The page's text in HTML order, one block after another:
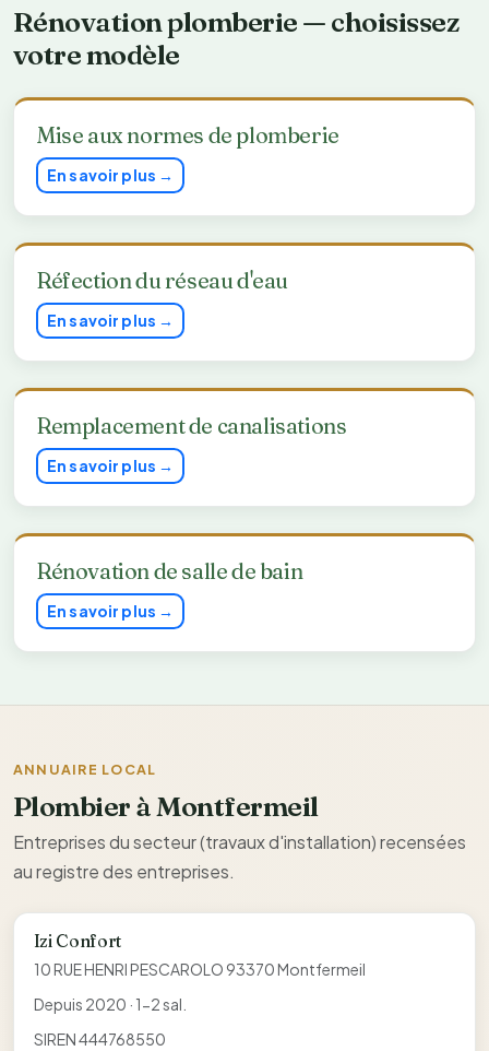
Rénovation plomberie — choisissez
votre modèle
Mise aux normes de plomberie
En savoir plus →
Réfection du réseau d'eau
En savoir plus →
Remplacement de canalisations
En savoir plus →
Rénovation de salle de bain
En savoir plus →
ANNUAIRE LOCAL
Plombier à Montfermeil
Entreprises du secteur (travaux d'installation) recensées
au registre des entreprises.
Izi Confort
10 RUE HENRI PESCAROLO 93370 Montfermeil
Depuis 2020 · 1-2 sal.
SIREN 444768550